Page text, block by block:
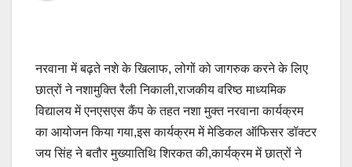
नरवाना में बढ़ते नशे के खिलाफ, लोगों को जागरुक करने के लिए
छात्रों ने नशामुक्ति रैली निकाली,राजकीय वरिष्ठ माध्यमिक
विद्यालय में एनएसएस कैंप के तहत नशा मुक्त नरवाना कार्यक्रम
का आयोजन किया गया,इस कार्यक्रम में मेडिकल ऑफिसर डॉक्टर
जय सिंह ने बतौर मुख्यातिथि शिरकत की,कार्यक्रम में छात्रों ने